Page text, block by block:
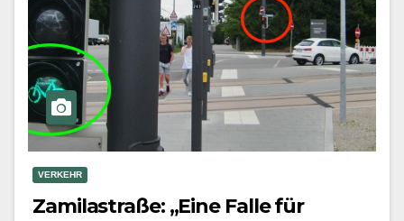
VERKEHR
Zamilastraße: „Eine Falle für